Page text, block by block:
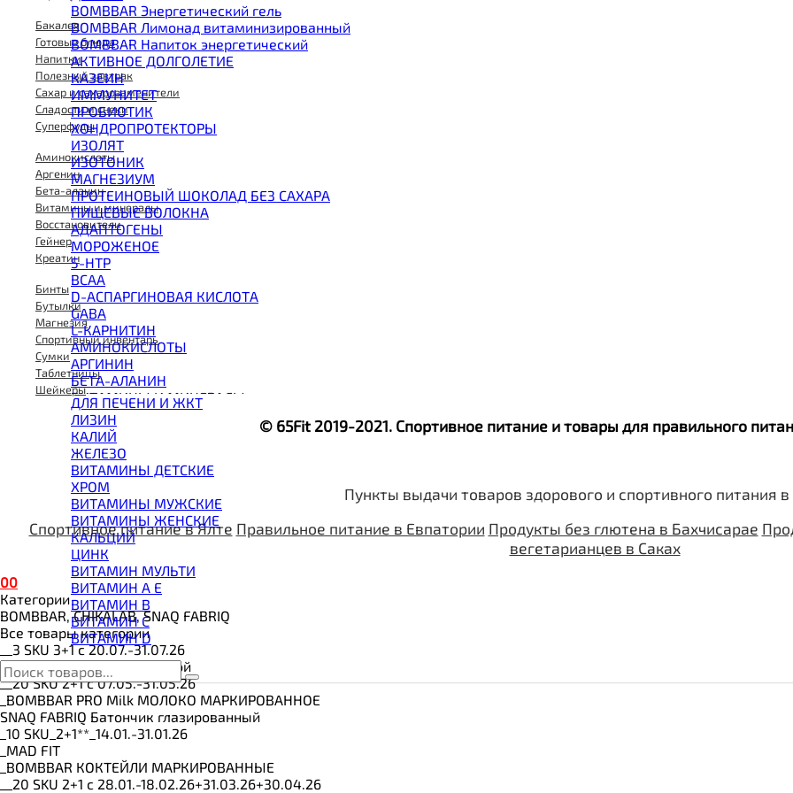
BOMBBAR Энергетический гель
BOMBBAR Лимонад витаминизированный
BOMBBAR Напиток энергетический
АКТИВНОЕ ДОЛГОЛЕТИЕ
КАЗЕИН
ИММУНИТЕТ
ПРОБИОТИК
ХОНДРОПРОТЕКТОРЫ
ИЗОЛЯТ
ИЗОТОНИК
МАГНЕЗИУМ
ПРОТЕИНОВЫЙ ШОКОЛАД БЕЗ САХАРА
ПИЩЕВЫЕ ВОЛОКНА
АДАПТОГЕНЫ
МОРОЖЕНОЕ
5-HTP
BCAA
D-АСПАРГИНОВАЯ КИСЛОТА
GABA
L-КАРНИТИН
АМИНОКИСЛОТЫ
АРГИНИН
БЕТА-АЛАНИН
ВИТАМИНЫ И МИНЕРАЛЫ
ВОССТАНОВИТЕЛИ
ГЕЙНЕР
ГИАЛУРОНОВАЯ КИСЛОТА
ГЛЮТАМИН
ГУАРАНА
ДЛЯ СУСТАВОВ И СВЯЗОК
ДОБАВКИ ДЛЯ СНА
ЖИРОСЖИГАТЕЛИ
КОЛЛАГЕН
КОЭНЗИМ Q10
КРЕАТИН
ПОЛЕЗНЫЕ ЖИРЫ
ПРОТЕИН
ПРОТЕИНОВОЕ ПЕЧЕНЬЕ
ПРОТЕИНОВЫЕ БАТОНЧИКИ
ПРОТЕИНОВЫЕ КАШИ
ТЕСТОБУСТЕРЫ
ЦИТРУЛЛИН МАЛАТ
ПРЕДТРЕНИРОВОЧНЫЕ КОМПЛЕКСЫ
ЭНЕРГЕТИКИ И ЖИРОСЖИГАТЕЛИ#
ДЛЯ ПЕЧЕНИ И ЖКТ
ЛИЗИН
КАЛИЙ
ЖЕЛЕЗО
ВИТАМИНЫ ДЕТСКИЕ
ХРОМ
ВИТАМИНЫ МУЖСКИЕ
ВИТАМИНЫ ЖЕНСКИЕ
КАЛЬЦИЙ
ЦИНК
ВИТАМИН МУЛЬТИ
ВИТАМИН A E
ВИТАМИН B
ВИТАМИН C
ВИТАМИН D
Бакалея
Готовые блюда
Напитки
Полезный завтрак
Сахар и сахарозаменители
Сладости и снеки
Суперфуды
Аминокислоты
Аргенин
Бета-аланин
Витамины и минералы
Восстановители
Гейнер
Креатин
Бинты
Бутылки
Магнезия
Спортивный инвентарь
Сумки
Таблетницы
Шейкеры
© 65Fit 2019-2021. Спортивное питание и товары для правильного
Пункты выдачи товаров здорового и спортивного питания
Спортивное питание в Ялте Правильное питание в Евпатории Продукты без глютена в Бахчисарае
вегетарианцев в Саках
00
Категории
BOMBBAR, CHIKALAB, SNAQ FABRIQ
Все товары категории
__3 SKU 3+1 с 20.07.-31.07.26
BOMBBAR Вафли с начинкой
__20 SKU 2+1 с 07.05.-31.05.26
_BOMBBAR PRO Milk МОЛОКО МАРКИРОВАННОЕ
SNAQ FABRIQ Батончик глазированный
_10 SKU_2+1**_14.01.-31.01.26
_MAD FIT
_BOMBBAR КОКТЕЙЛИ МАРКИРОВАННЫЕ
__20 SKU 2+1 с 28.01.-18.02.26+31.03.26+30.04.26